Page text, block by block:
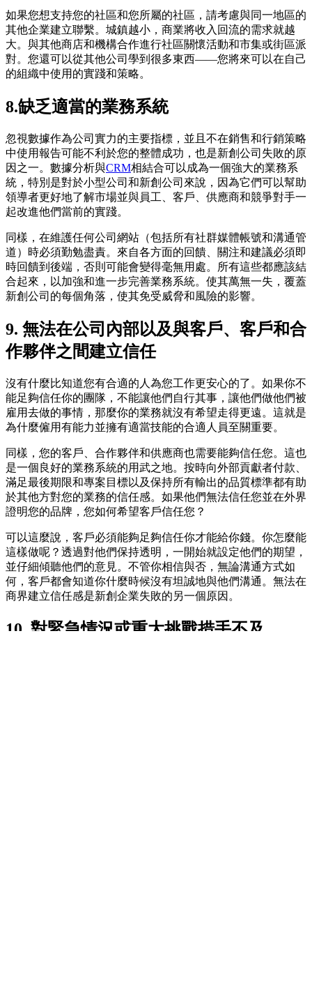
如果您想支持您的社區和您所屬的社區，請考慮與同一地區的
其他企業建立聯繫。城鎮越小，商業將收入回流的需求就越
大。與其他商店和機構合作進行社區關懷活動和市集或街區派
對。您還可以從其他公司學到很多東西——您將來可以在自己
的組織中使用的實踐和策略。
8.缺乏適當的業務系統
忽視數據作為公司實力的主要指標，並且不在銷售和行銷策略
中使用報告可能不利於您的整體成功，也是新創公司失敗的原
因之一。數據分析與CRM相結合可以成為一個強大的業務系
統，特別是對於小型公司和新創公司來說，因為它們可以幫助
領導者更好地了解市場並與員工、客戶、供應商和競爭對手一
起改進他們當前的實踐。
同樣，在維護任何公司網站（包括所有社群媒體帳號和溝通管
道）時必須勤勉盡責。來自各方面的回饋、關注和建議必須即
時回饋到後端，否則可能會變得毫無用處。所有這些都應該結
合起來，以加強和進一步完善業務系統。使其萬無一失，覆蓋
新創公司的每個角落，使其免受威脅和風險的影響。
9. 無法在公司內部以及與客戶、客戶和合
作夥伴之間建立信任
沒有什麼比知道您有合適的人為您工作更安心的了。如果你不
能足夠信任你的團隊，不能讓他們自行其事，讓他們做他們被
雇用去做的事情，那麼你的業務就沒有希望走得更遠。這就是
為什麼僱用有能力並擁有適當技能的合適人員至關重要。
同樣，您的客戶、合作夥伴和供應商也需要能夠信任您。這也
是一個良好的業務系統的用武之地。按時向外部貢獻者付款、
滿足最後期限和專案目標以及保持所有輸出的品質標準都有助
於其他方對您的業務的信任感。如果他們無法信任您並在外界
證明您的品牌，您如何希望客戶信任您？
可以這麼說，客戶必須能夠足夠信任你才能給你錢。你怎麼能
這樣做呢？透過對他們保持透明，一開始就設定他們的期望，
並仔細傾聽他們的意見。不管你相信與否，無論溝通方式如
何，客戶都會知道你什麼時候沒有坦誠地與他們溝通。無法在
商界建立信任感是新創企業失敗的另一個原因。
10. 對緊急情況或重大挑戰措手不及